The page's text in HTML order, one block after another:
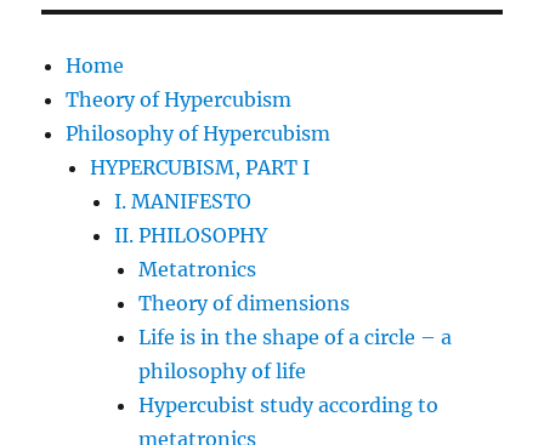
Home
Theory of Hypercubism
Philosophy of Hypercubism
HYPERCUBISM, PART I
I. MANIFESTO
II. PHILOSOPHY
Metatronics
Theory of dimensions
Life is in the shape of a circle – a
philosophy of life
Hypercubist study according to
metatronics